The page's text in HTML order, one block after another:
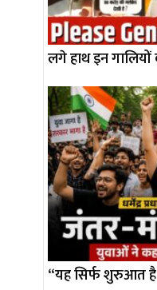
लगे हाथ इन गालियों
“यह सिर्फ शुरुआत